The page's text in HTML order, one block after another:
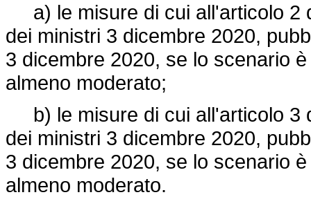
a) le misure di cui all'articolo 2
dei ministri 3 dicembre 2020,
3 dicembre 2020, se lo scenario
almeno moderato;
b) le misure di cui all'articolo 3
dei ministri 3 dicembre 2020,
3 dicembre 2020, se lo scenario
almeno moderato.